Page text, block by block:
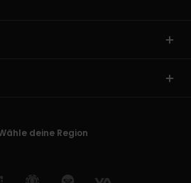
deine Region